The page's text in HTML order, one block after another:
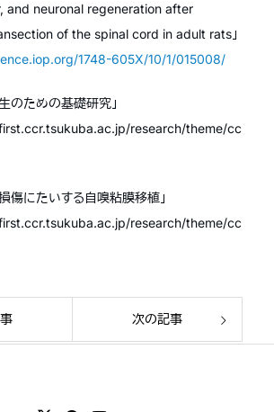
and neuronal regeneration after
of the spinal cord in adult rats」
1748-605X/10/1/015008/
のための基礎研究」
research/theme/cc
傷にたいする自嗅粘膜移植」
research/theme/cc
次の記事